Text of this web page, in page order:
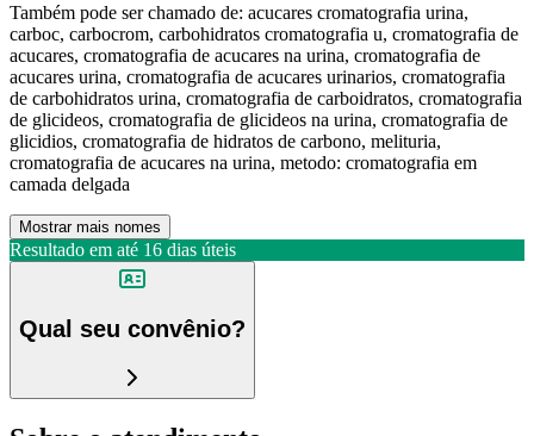
Também pode ser chamado de: acucares cromatografia urina,
carboc, carbocrom, carbohidratos cromatografia u, cromatografia de
acucares, cromatografia de acucares na urina, cromatografia de
acucares urina, cromatografia de acucares urinarios, cromatografia
de carbohidratos urina, cromatografia de carboidratos, cromatografia
de glicideos, cromatografia de glicideos na urina, cromatografia de
glicidios, cromatografia de hidratos de carbono, melituria,
cromatografia de acucares na urina, metodo: cromatografia em
camada delgada
Mostrar mais nomes
Resultado em até 16 dias úteis
Qual seu convênio?